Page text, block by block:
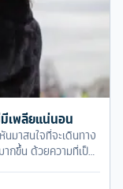
มีเพลียแน่นอน
มาสนใจที่จะเดินทาง
กขึ้น ด้วยความที่เป็น